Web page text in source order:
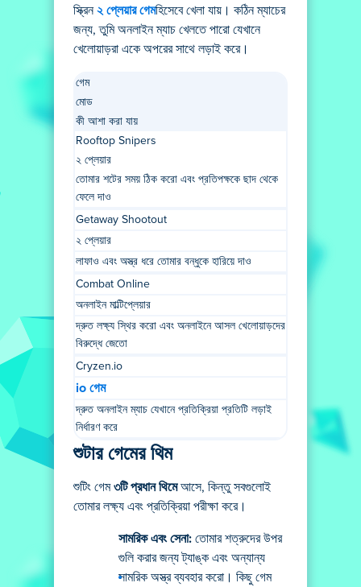
স্ক্রিন২ প্লেয়ার গেমহিসেবে খেলা যায়। কঠিন ম্যাচের
জন্য, তুমি অনলাইন ম্যাচ খেলতে পারো যেখানে
খেলোয়াড়রা একে অপরের সাথে লড়াই করে।
গেম
মোড
কী আশা করা যায়
Rooftop Snipers
২ প্লেয়ার
তোমার শটের সময় ঠিক করো এবং প্রতিপক্ষকে ছাদ থেকে
ফেলে দাও
Getaway Shootout
২ প্লেয়ার
লাফাও এবং অস্ত্র ধরে তোমার বন্ধুকে হারিয়ে দাও
Combat Online
অনলাইন মাল্টিপ্লেয়ার
দ্রুত লক্ষ্য স্থির করো এবং অনলাইনে আসল খেলোয়াড়দের
বিরুদ্ধে জেতো
Cryzen.io
io গেম
দ্রুত অনলাইন ম্যাচ যেখানে প্রতিক্রিয়া প্রতিটি লড়াই
নির্ধারণ করে
শুটার গেমের থিম
শুটিং গেম৩টি প্রধান থিমেআসে, কিন্তু সবগুলোই
তোমার লক্ষ্য এবং প্রতিক্রিয়া পরীক্ষা করে।
সামরিক এবং সেনা: তোমার শত্রুদের উপর
গুলি করার জন্য ট্যাঙ্ক এবং অন্যান্য
সামরিক অস্ত্র ব্যবহার করো। কিছু গেম